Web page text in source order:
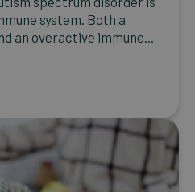
system. Both a
an overactive immune...